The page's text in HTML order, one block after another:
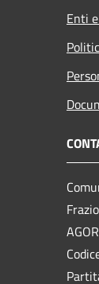
Enti